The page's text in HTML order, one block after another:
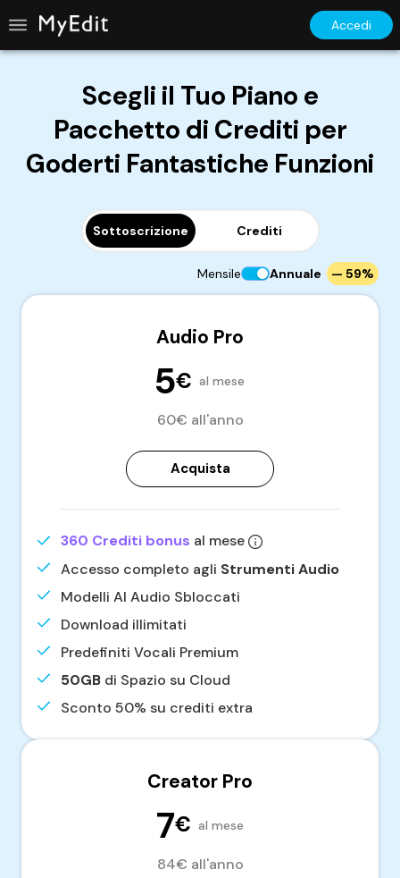
Accedi
Scegli il Tuo Piano e
Pacchetto di Crediti per
Goderti Fantastiche Funzioni
Sottoscrizione Crediti
Mensile Annuale — 59%
Audio Pro
5€ al mese
60€ all'anno
Acquista
360 Crediti bonus al mese
Accesso completo agli Strumenti Audio
Modelli AI Audio Sbloccati
Download illimitati
Predefiniti Vocali Premium
50GB di Spazio su Cloud
Sconto 50% su crediti extra
Creator Pro
7€ al mese
84€ all'anno